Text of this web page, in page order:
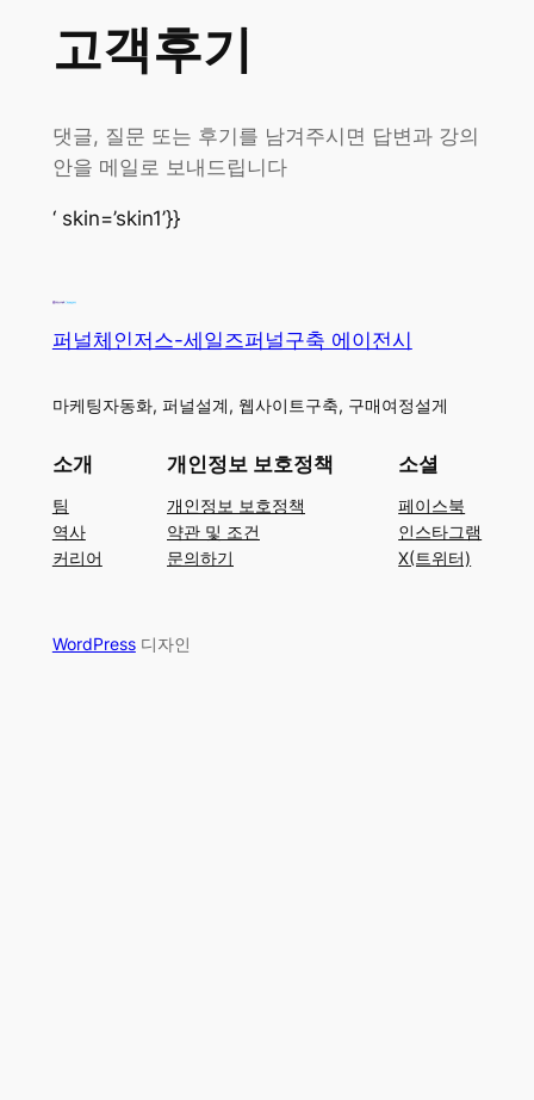
고객후기
댓글, 질문 또는 후기를 남겨주시면 답변과 강의
안을 메일로 보내드립니다
‘ skin=’skin1’}}
퍼널체인저스-세일즈퍼널구축 에이전시
마케팅자동화, 퍼널설계, 웹사이트구축, 구매여정설게
소개
팀
역사
커리어
개인정보 보호정책
개인정보 보호정책
약관 및 조건
문의하기
소셜
페이스북
인스타그램
X(트위터)
WordPress디자인